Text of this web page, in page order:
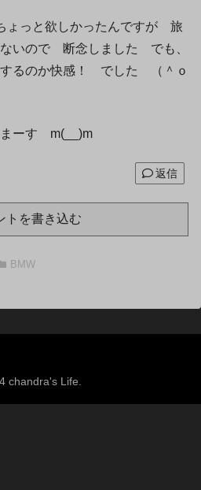
ょっと欲しかったんですが 旅
いので 断念しました でも、
るのか快感！ でした （＾ｏ
ーす m(__)m
返信
トを書き込む
BMW
chandra's Life.